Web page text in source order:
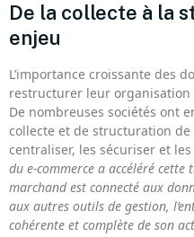
De la collecte à la
enjeu
L’importance croissante des
restructurer leur
De nombreuses sociétés ont
collecte et de structuration
centraliser, les sécuriser et
du e-commerce a accéléré
marchand est connecté aux
aux autres outils de gestion,
cohérente et complète de son